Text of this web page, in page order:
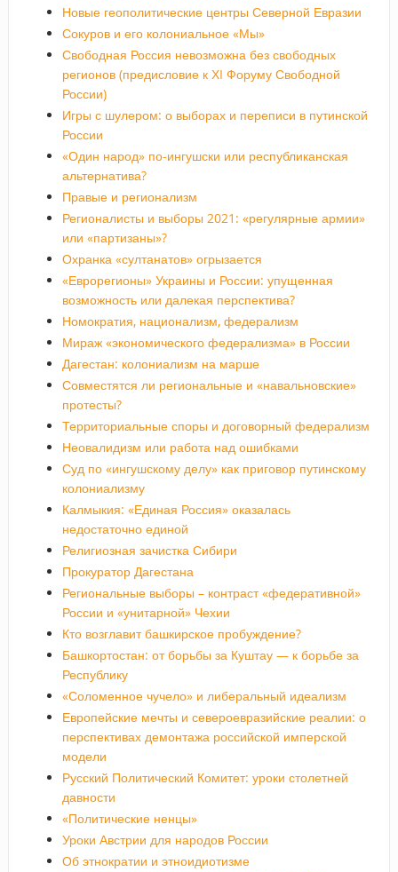
Новые геополитические центры Северной Евразии
Сокуров и его колониальное «Мы»
Свободная Россия невозможна без свободных
регионов (предисловие к ХI Форуму Свободной
России)
Игры с шулером: о выборах и переписи в путинской
России
«Один народ» по-ингушски или республиканская
альтернатива?
Правые и регионализм
Регионалисты и выборы 2021: «регулярные армии»
или «партизаны»?
Охранка «султанатов» огрызается
«Еврорегионы» Украины и России: упущенная
возможность или далекая перспектива?
Номократия, национализм, федерализм
Мираж «экономического федерализма» в России
Дагестан: колониализм на марше
Совместятся ли региональные и «навальновские»
протесты?
Территориальные споры и договорный федерализм
Неовалидизм или работа над ошибками
Суд по «ингушскому делу» как приговор путинскому
колониализму
Калмыкия: «Единая Россия» оказалась
недостаточно единой
Религиозная зачистка Сибири
Прокуратор Дагестана
Региональные выборы – контраст «федеративной»
России и «унитарной» Чехии
Кто возглавит башкирское пробуждение?
Башкортостан: от борьбы за Куштау — к борьбе за
Республику
«Соломенное чучело» и либеральный идеализм
Европейские мечты и североевразийские реалии: о
перспективах демонтажа российской имперской
модели
Русский Политический Комитет: уроки столетней
давности
«Политические ненцы»
Уроки Австрии для народов России
Об этнократии и этноидиотизме